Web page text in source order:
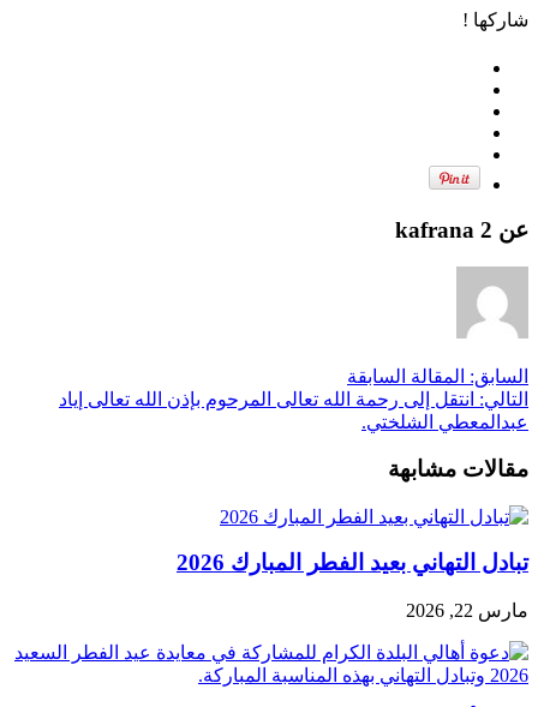
شاركها !
عن kafrana 2
السابق: المقالة السابقة
التالي: انتقل إلى رحمة الله تعالى المرحوم بإذن الله تعالى إياد
عبدالمعطي الشلختي.
مقالات مشابهة
تبادل التهاني بعيد الفطر المبارك 2026
مارس 22, 2026